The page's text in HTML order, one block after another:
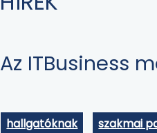
Az ITBusiness
hallgatóknak szakmai